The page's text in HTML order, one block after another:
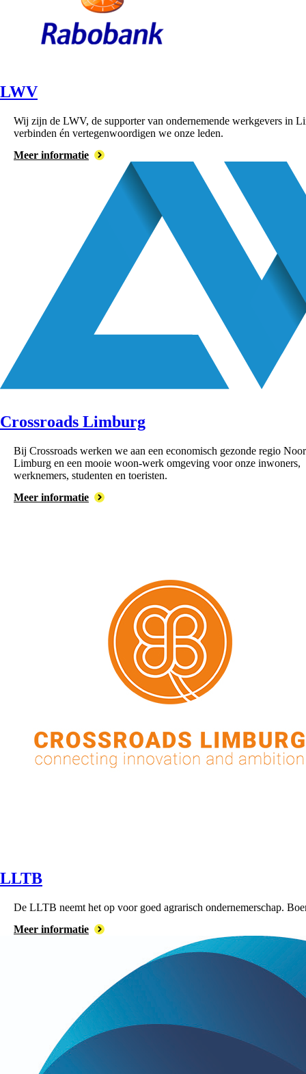
LWV
Wij zijn de LWV, de supporter van ondernemende werkgevers in
verbinden én vertegenwoordigen we onze leden.
Meer informatie
Crossroads Limburg
Bij Crossroads werken we aan een economisch gezonde regio
Limburg en een mooie woon-werk omgeving voor onze inwoners,
werknemers, studenten en toeristen.
Meer informatie
LLTB
De LLTB neemt het op voor goed agrarisch ondernemerschap.
Meer informatie